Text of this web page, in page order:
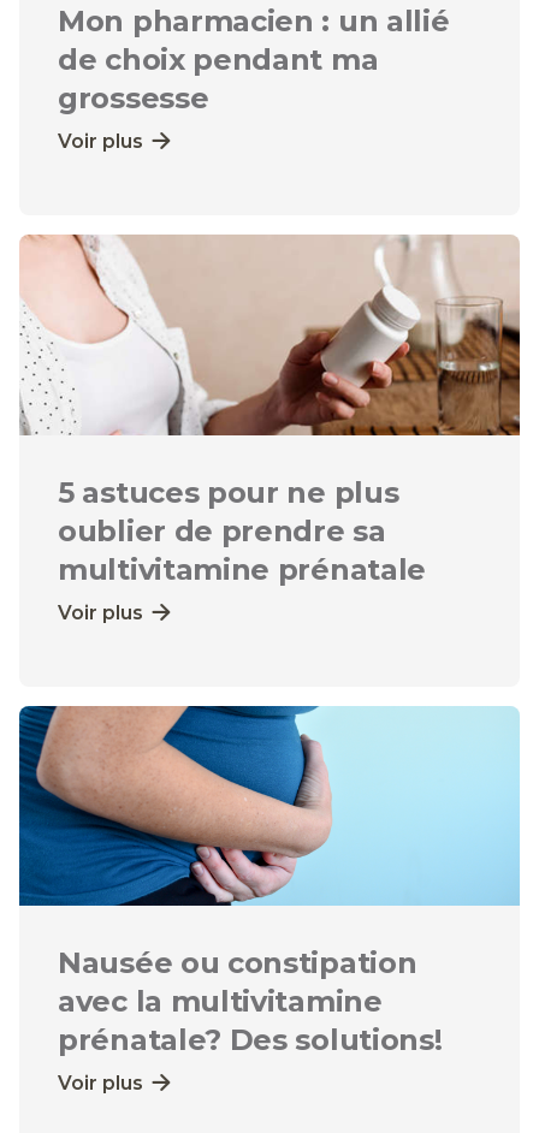
Mon pharmacien : un allié
de choix pendant ma
grossesse
Voir plus
5 astuces pour ne plus
oublier de prendre sa
multivitamine prénatale
Voir plus
Nausée ou constipation
avec la multivitamine
prénatale? Des solutions!
Voir plus